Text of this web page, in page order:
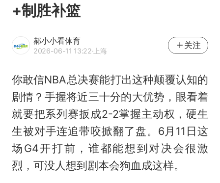
+制胜补篮
郝小小看体育
2026-06-11 13:22·上海
关注
你敢信NBA总决赛能打出这种颠覆认知的
剧情？手握将近三十分的大优势，眼看着
就要把系列赛扳成2-2掌握主动权，硬生
生被对手连追带咬掀翻了盘。6月11日这
场G4开打前，谁都能想到对决会很激
烈，可没人想到剧本会狗血成这样。